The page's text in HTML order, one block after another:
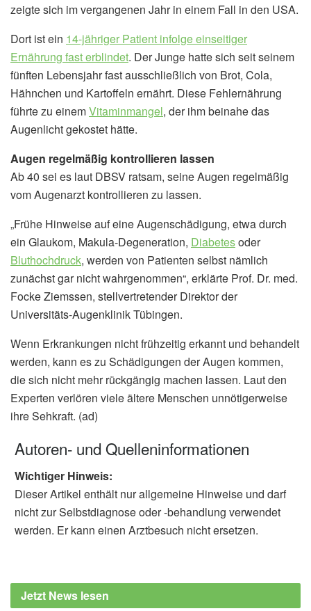
zeigte sich im vergangenen Jahr in einem Fall in den USA.
Dort ist ein 14-jähriger Patient infolge einseitiger
Ernährung fast erblindet. Der Junge hatte sich seit seinem
fünften Lebensjahr fast ausschließlich von Brot, Cola,
Hähnchen und Kartoffeln ernährt. Diese Fehlernährung
führte zu einemVitaminmangel, der ihm beinahe das
Augenlicht gekostet hätte.
Augen regelmäßig kontrollieren lassen
Ab 40 sei es laut DBSV ratsam, seine Augen regelmäßig
vom Augenarzt kontrollieren zu lassen.
„Frühe Hinweise auf eine Augenschädigung, etwa durch
ein Glaukom, Makula-Degeneration, Diabetesoder
Bluthochdruck, werden von Patienten selbst nämlich
zunächst gar nicht wahrgenommen“, erklärte Prof. Dr. med.
Focke Ziemssen, stellvertretender Direktor der
Universitäts-Augenklinik Tübingen.
Wenn Erkrankungen nicht frühzeitig erkannt und behandelt
werden, kann es zu Schädigungen der Augen kommen,
die sich nicht mehr rückgängig machen lassen. Laut den
Experten verlören viele ältere Menschen unnötigerweise
ihre Sehkraft. (ad)
Autoren- und Quelleninformationen
Wichtiger Hinweis:
Dieser Artikel enthält nur allgemeine Hinweise und darf
nicht zur Selbstdiagnose oder -behandlung verwendet
werden. Er kann einen Arztbesuch nicht ersetzen.
Jetzt News lesen